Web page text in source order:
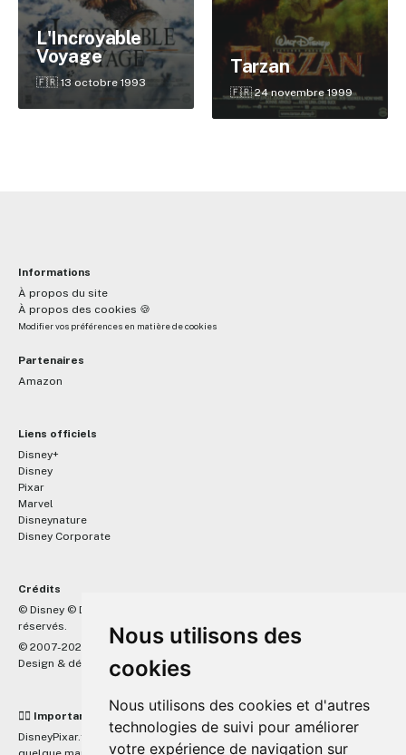
Nous utilisons des
cookies
Nous utilisons des cookies et d'autres
technologies de suivi pour améliorer
votre expérience de navigation sur
L'Incroyable
Voyage
🇫🇷 13 octobre 1993
Tarzan
🇫🇷 24 novembre 1999
Informations
À propos du site
À propos des cookies 🍪
Modifier vos préférences en matière de cookies
Partenaires
Amazon
Liens officiels
Disney+
Disney
Pixar
Marvel
Disneynature
Disney Corporate
Crédits
© Disney © Disney/Pixar © &
réservés.
© 2007-2026 DisneyPixar.fr
Design & développement :MonsieurPaul
☝🏼 Important
DisneyPixar.fr est un site indépendant et n'est en aucun cas lié de
✕